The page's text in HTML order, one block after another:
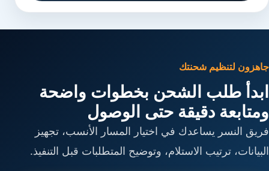
جاهزون لتنظيم شحنتك
ابدأ طلب الشحن بخطوات واضحة
ومتابعة دقيقة حتى الوصول
فريق النسر يساعدك في اختيار المسار الأنسب، تجهيز
البيانات، ترتيب الاستلام، وتوضيح المتطلبات قبل التنفيذ.